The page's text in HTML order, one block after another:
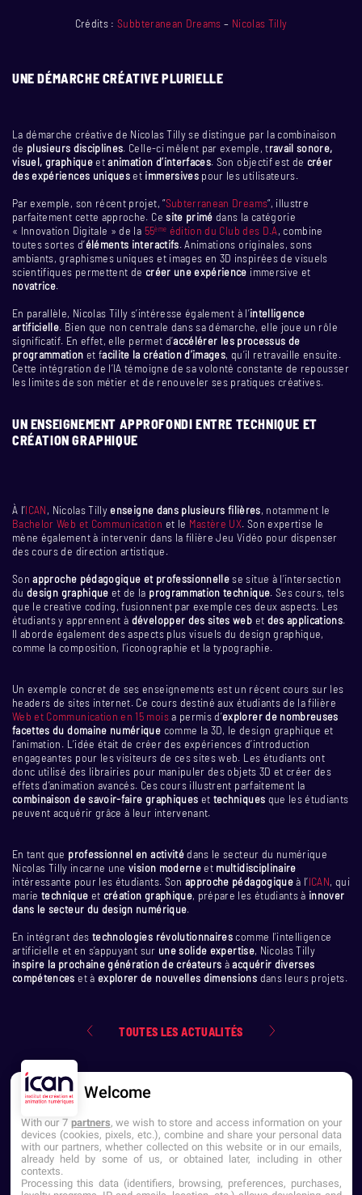
Crédits :Subbteranean Dreams – Nicolas Tilly
UNE DÉMARCHE CRÉATIVE PLURIELLE
La démarche créative de Nicolas Tilly se distingue par la combinaison
de plusieurs disciplines. Celle-ci mêlent par exemple, travail sonore,
visuel, graphiqueetanimation d’interfaces. Son objectif est de créer
des expériences uniqueset immersivespour les utilisateurs.
Par exemple, son récent projet, “Subterranean Dreams“, illustre
parfaitement cette approche. Cesite primé dans la catégorie
« Innovation Digitale » de la 55ème édition du Club des D.A, combine
toutes sortes d’éléments interactifs. Animations originales, sons
ambiants, graphismes uniques et images en 3D inspirées de visuels
scientifiques permettent de créer une expérience immersive et
novatrice.
En parallèle, Nicolas Tilly s’intéresse également à l’intelligence
artificielle. Bien que non centrale dans sa démarche, elle joue un rôle
significatif. En effet, elle permet d’accélérer les processus de
programmation et facilite la création d’images, qu’il retravaille ensuite.
Cette intégration de l’IA témoigne de sa volonté constante de repousser
les limites de son métier et de renouveler ses pratiques créatives.
UN ENSEIGNEMENT APPROFONDI ENTRE TECHNIQUE ET
CRÉATION GRAPHIQUE
À l’ICAN, Nicolas Tillyenseigne dans plusieurs filières, notamment le
Bachelor Web et Communication et le Mastère UX. Son expertise le
mène également à intervenir dans la filière Jeu Vidéo pour dispenser
des cours de direction artistique.
Sonapproche pédagogique et professionnellese situe à l’intersection
dudesign graphique et de la programmation technique. Ses cours, tels
que le creative coding, fusionnent par exemple ces deux aspects. Les
étudiants y apprennent à développer des sites web et des applications.
Il aborde également des aspects plus visuels du design graphique,
comme la composition, l’iconographie et la typographie.
Un exemple concret de ses enseignements est un récent cours sur les
headers de sites internet. Ce cours destiné aux étudiants de la filière
Web et Communication en 15 moisa permis d’explorer de nombreuses
facettes du domaine numérique comme la 3D, le design graphique et
l’animation. L’idée était de créer des expériences d’introduction
engageantes pour les visiteurs de ces sites web. Les étudiants ont
donc utilisé des librairies pour manipuler des objets 3D et créer des
effets d’animation avancés. Ces cours illustrent parfaitement la
combinaison de savoir-faire graphiques et techniques que les étudiants
peuvent acquérir grâce à leur intervenant.
En tant que professionnel en activitédans le secteur du numérique
Nicolas Tilly incarne unevision moderneet multidisciplinaire
intéressante pour les étudiants. Son approche pédagogiqueà l’ICAN, qui
marietechnique et création graphique, prépare les étudiants à innover
dans le secteur du design numérique.
En intégrant des technologies révolutionnairescomme l’intelligence
artificielle et en s’appuyant sur une solide expertise, Nicolas Tilly
inspire la prochaine génération de créateurs àacquérir diverses
compétences et à explorer de nouvelles dimensions dans leurs projets.
TOUTES LES ACTUALITÉS
NOUS CONTACTER
Welcome
With our 7 partners, we wish to store and access information on your
devices (cookies, pixels, etc.), combine and share your personal data
with our partners, whether collected on this website or in our emails,
already held by some of us, or obtained later, including in other
contexts.
Processing this data (identifiers, browsing, preferences, purchases,